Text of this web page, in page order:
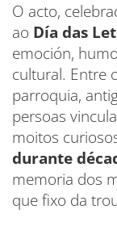
O acto,
ao Día das
emoción,
cultural. Entre
parroquia,
persoas
moitos
durante
memoria dos
que fixo da